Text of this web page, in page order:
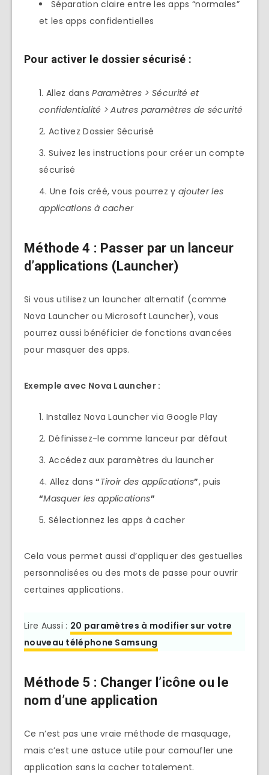
Séparation claire entre les apps “normales”
et les apps confidentielles
Pour activer le dossier sécurisé :
Allez dansParamètres > Sécurité et
confidentialité > Autres paramètres de sécurité
Activez Dossier Sécurisé
Suivez les instructions pour créer un compte
sécurisé
Une fois créé, vous pourrez y ajouter les
applications à cacher
Méthode 4 : Passer par un lanceur
d’applications (Launcher)
Si vous utilisez un launcher alternatif (comme
Nova Launcher ou Microsoft Launcher), vous
pourrez aussi bénéficier de fonctions avancées
pour masquer des apps.
Exemple avec Nova Launcher :
Installez Nova Launcher via Google Play
Définissez-le comme lanceur par défaut
Accédez aux paramètres du launcher
Allez dans“Tiroir des applications”, puis
“Masquer les applications”
Sélectionnez les apps à cacher
Cela vous permet aussi d’appliquer des gestuelles
personnalisées ou des mots de passe pour ouvrir
certaines applications.
Lire Aussi : 20 paramètres à modifier sur votre
nouveau téléphone Samsung
Méthode 5 : Changer l’icône ou le
nom d’une application
Ce n’est pas une vraie méthode de masquage,
mais c’est une astuce utile pour camoufler une
application sans la cacher totalement.